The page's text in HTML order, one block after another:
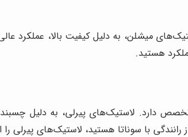
میشلن، به دلیل کیفیت بالا، عملکرد
هستید.
دارد. لاستیک‌های پیرلی، به دلیل
رانندگی با سوناتا هستید، لاستیک‌های پیرلی